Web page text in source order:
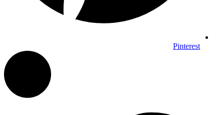
Pinterest